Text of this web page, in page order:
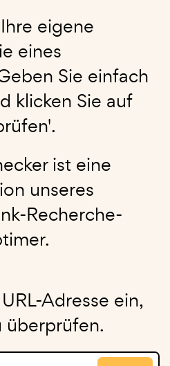
eigene
eines
Sie einfach
klicken Sie auf
ist eine
unseres
Recherche-
Adresse ein,
überprüfen.